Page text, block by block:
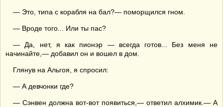
— Это, типа с корабля на бал?— поморщился гном.
— Вроде того... Или ты пас?
— Да, нет, я как пионэр — всегда готов... Без меня не
начинайте,— добавил он и вошел в дом.
Глянув на Альгоя, я спросил:
— А девчонки где?
— Сэнвен должна вот-вот появиться,— ответил алхимик.— А